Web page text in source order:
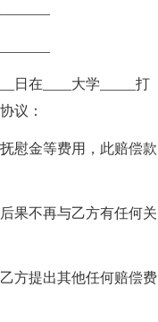
日在____大学_____打
议：
慰金等费用，此赔偿款
果不再与乙方有任何关
方提出其他任何赔偿费